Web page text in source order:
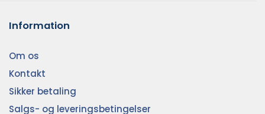
Information
Om os
Kontakt
Sikker betaling
Salgs- og leveringsbetingelser